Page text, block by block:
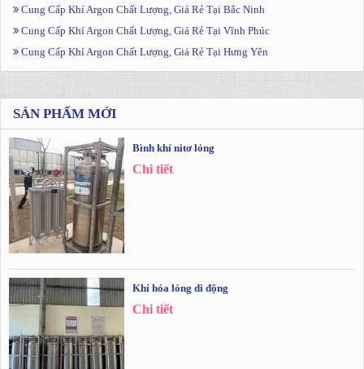
Cung Cấp Khí Argon Chất Lượng, Giá Rẻ Tại Bắc Ninh
Cung Cấp Khí Argon Chất Lượng, Giá Rẻ Tại Vĩnh Phúc
Cung Cấp Khí Argon Chất Lượng, Giá Rẻ Tại Hưng Yên
SẢN PHẨM MỚI
Bình khí nitơ lỏng
Chi tiết
Khí hóa lỏng di động
Chi tiết